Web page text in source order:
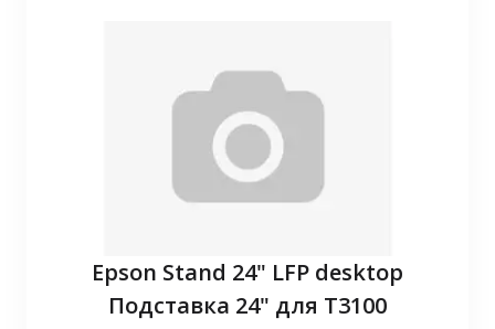
Epson Stand 24" LFP desktop
Подставка 24" для T3100